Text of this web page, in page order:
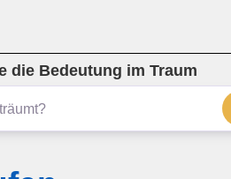
die Bedeutung im Traum